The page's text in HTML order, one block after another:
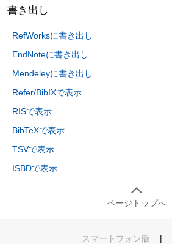
書き出し
RefWorksに書き出し
EndNoteに書き出し
Mendeleyに書き出し
Refer/BibIXで表示
RISで表示
BibTeXで表示
TSVで表示
ISBDで表示
ページトップへ
スマートフォン版 |